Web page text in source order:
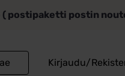
postipaketti postin
Kirjaudu/